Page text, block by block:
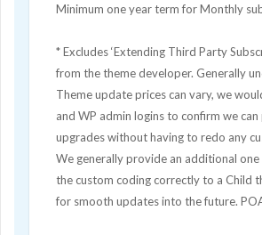
Minimum one year term for Monthly
* Excludes ‘Extending Third Party
from the theme developer. Generally
Theme update prices can vary, we
and WP admin logins to confirm we
upgrades without having to redo any
We generally provide an additional
the custom coding correctly to a Child
for smooth updates into the future.